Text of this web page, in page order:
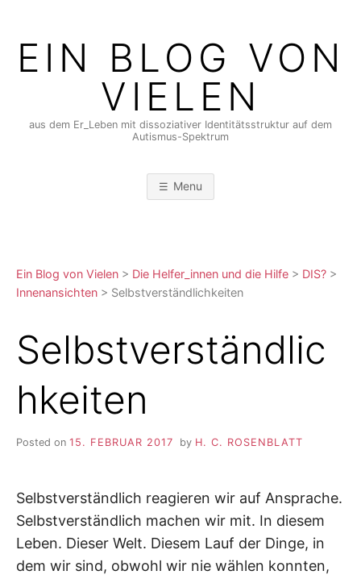
contentEIN BLOG VON
VIELEN
aus dem Er_Leben mit dissoziativer Identitätsstruktur auf dem
Autismus-Spektrum
Menu
Ein Blog von Vielen > Die Helfer_innen und die Hilfe > DIS? >
Innenansichten > Selbstverständlichkeiten
Selbstverständlic
hkeiten
Posted on 15. FEBRUAR 2017 by H. C. ROSENBLATT
Selbstverständlich reagieren wir auf Ansprache.
Selbstverständlich machen wir mit. In diesem
Leben. Dieser Welt. Diesem Lauf der Dinge, in
dem wir sind, obwohl wir nie wählen konnten,